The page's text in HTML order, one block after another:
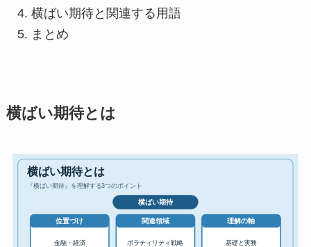
横ばい期待と関連する用語
まとめ
横ばい期待とは